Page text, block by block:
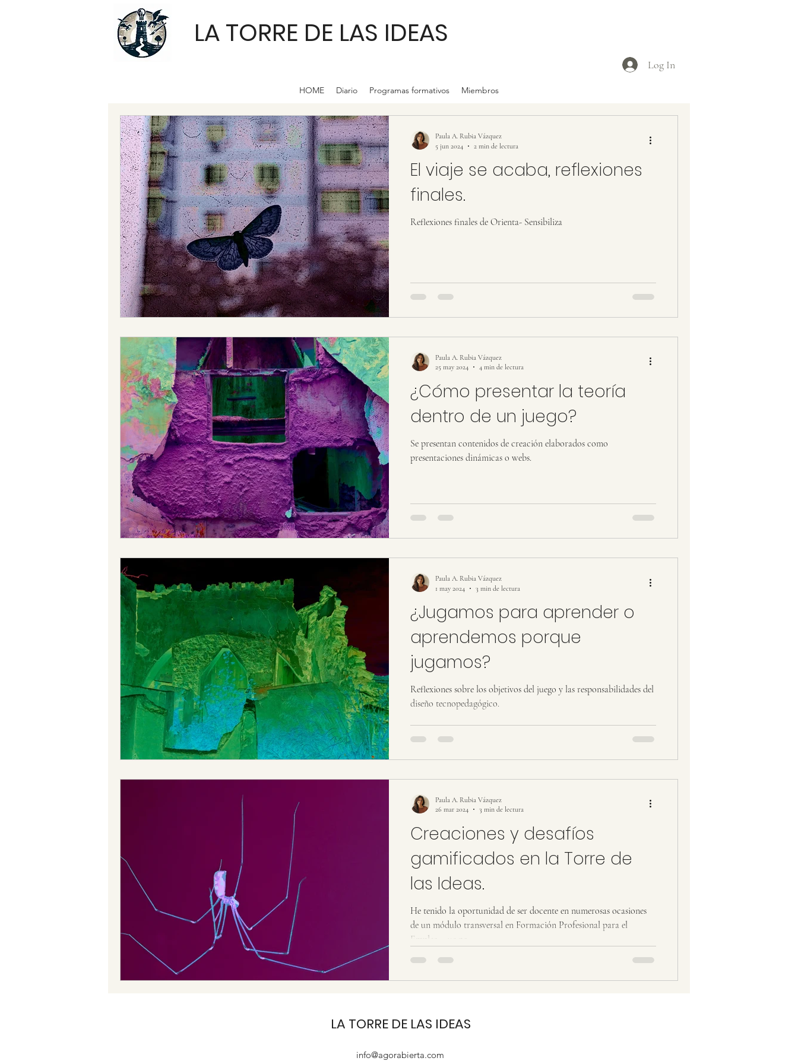
LA TORRE DE LAS IDEAS
Log In
HOME Diario Programas formativos Miembros
El viaje se acaba, reflexiones
finales.
Reflexiones finales de Orienta- Sensibiliza
Paula A. Rubia Vázquez
5 jun 2024
2 min de lectura
¿Cómo presentar la teoría
dentro de un juego?
Se presentan contenidos de creación elaborados como
presentaciones dinámicas o webs.
Paula A. Rubia Vázquez
25 may 2024
4 min de lectura
¿Jugamos para aprender o
aprendemos porque
jugamos?
Reflexiones sobre los objetivos del juego y las responsabilidades del
diseño tecnopedagógico.
Paula A. Rubia Vázquez
1 may 2024
3 min de lectura
Creaciones y desafíos
gamificados en la Torre de
las Ideas.
He tenido la oportunidad de ser docente en numerosas ocasiones
de un módulo transversal en Formación Profesional para el
Empleo, que no...
Paula A. Rubia Vázquez
26 mar 2024
3 min de lectura
LA TORRE DE LAS IDEAS
info@agorabierta.com